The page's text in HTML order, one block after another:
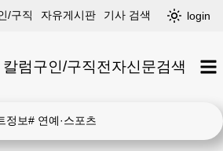
/구직 자유게시판 기사 검색 login
럼구인/구직전자신문검색
정보# 연예·스포츠